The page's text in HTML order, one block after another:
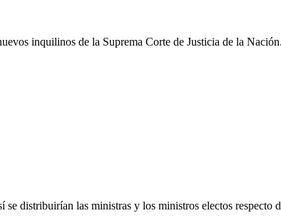
inquilinos de la Suprema Corte de Justicia de la
distribuirían las ministras y los ministros electos respecto